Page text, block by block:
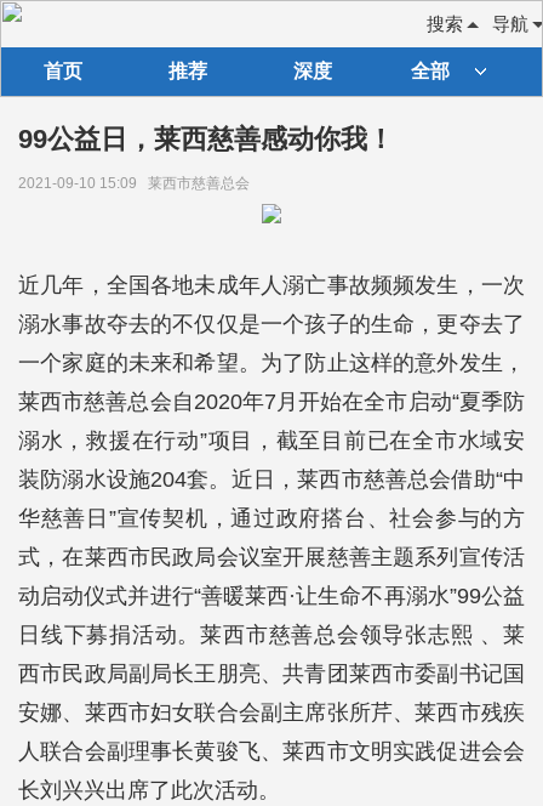
导航
搜索
首页 推荐 深度 全部
99公益日，莱西慈善感动你我！
2021-09-10 15:09 莱西市慈善总会
近几年，全国各地未成年人溺亡事故频频发生，一次
溺水事故夺去的不仅仅是一个孩子的生命，更夺去了
一个家庭的未来和希望。为了防止这样的意外发生，
莱西市慈善总会自2020年7月开始在全市启动“夏季防
溺水，救援在行动”项目，截至目前已在全市水域安
装防溺水设施204套。近日，莱西市慈善总会借助“中
华慈善日”宣传契机，通过政府搭台、社会参与的方
式，在莱西市民政局会议室开展慈善主题系列宣传活
动启动仪式并进行“善暖莱西·让生命不再溺水”99公益
日线下募捐活动。莱西市慈善总会领导张志熙 、莱
西市民政局副局长王朋亮、共青团莱西市委副书记国
安娜、莱西市妇女联合会副主席张所芹、莱西市残疾
人联合会副理事长黄骏飞、莱西市文明实践促进会会
长刘兴兴出席了此次活动。